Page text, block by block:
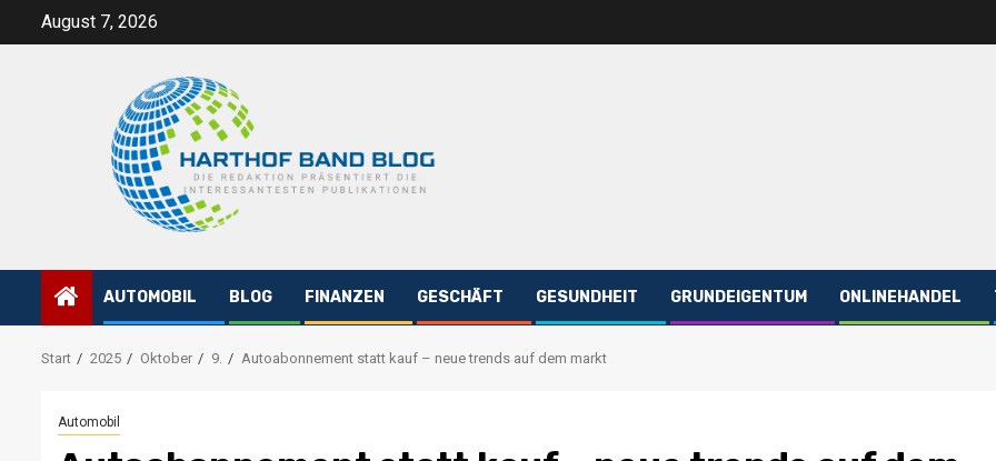
August 7, 2026
AUTOMOBIL BLOG FINANZEN GESCHÄFT GESUNDHEIT GRUNDEIGENTUM ONLINEHANDEL
Start 2025 Oktober 9. Autoabonnement statt kauf – neue trends auf dem markt
Automobil